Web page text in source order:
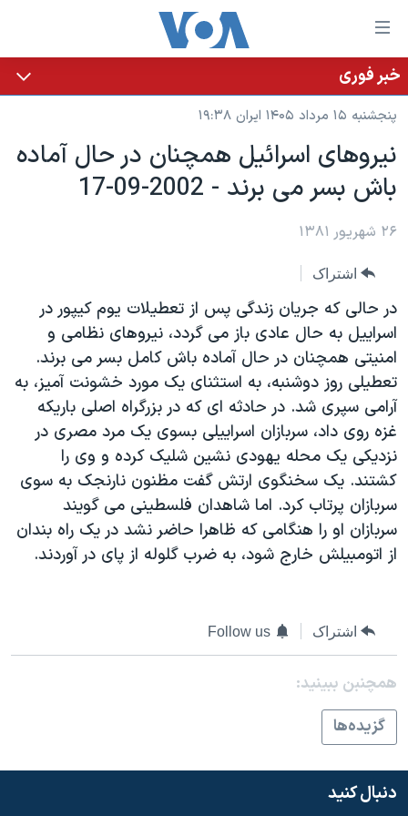
لینکهای
قابل
دسترسی
جهش
محتوای
اصلی
جهش
به
اصلی
جهش
به
جستجو
خانه
نسخه سبک وب‌سایت
موضوع ها
ایران
آمریکا
گزیده‌ها
ویژه برنامه‌ها
ویدیوها
فرهنگ و زندگی
حقوق شهروندی
اقتصادی
علم و فناوری
اسرائیل در جنگ
آرشیو پخش زنده
برنامه های تلویزیونی
جدول برنامه ها
صفحه‌های ویژه
عملیات خشم حماسی
۲۵۰سالگی آمریکا
بایگانی برنامه‌های تلویزیونی
مستندها
انتخابات ریاست جمهوری آمریکا ۲۰۲۴
حمله جمهوری اسلامی به اسرائیل
رمز مهسا
ورزش زنان در ایران
مجموعه مستندهای دادخواهی
تریبونال مردمی آبان ۹۸
دادگاه حمید نوری
چهل سال گروگان‌گیری
اعتراضات مردمی آبان ۹۸
فرکانس‌های صدای آمریکا
پخش رادیویی
یادگیری زبان انگلیسی
دنبال کنید
زبانهای مختلف
خبر فوری
پنجشنبه ۱۵ مرداد ۱۴۰۵ ایران ۱۹:۳۸
نيروهای اسرائيل همچنان در حال آماده
باش بسر می برند - 2002-09-17
۲۶ شهریور ۱۳۸۱
اشتراک
در حالی که جريان زندگی پس از تعطيلات يوم کيپور در
اسراييل به حال عادی باز می گردد، نيروهای نظامی و
امنيتی همچنان در حال آماده باش کامل بسر می برند.
تعطيلی روز دوشنبه، به استثنای يک مورد خشونت آميز، به
آرامی سپری شد. در حادثه ای که در بزرگراه اصلی باريکه
غزه روی داد، سربازان اسراييلی بسوی يک مرد مصری در
نزديکی يک محله يهودی نشين شليک کرده و وی را
کشتند. يک سخنگوی ارتش گفت مظنون نارنجک به سوی
سربازان پرتاب کرد. اما شاهدان فلسطينی می گويند
سربازان او را هنگامی که ظاهرا حاضر نشد در يک راه بندان
از اتومبيلش خارج شود، به ضرب گلوله از پای در آوردند.
اشتراک Follow us
همچنبن ببینید:
گزيده‌ها
دنبال کنید